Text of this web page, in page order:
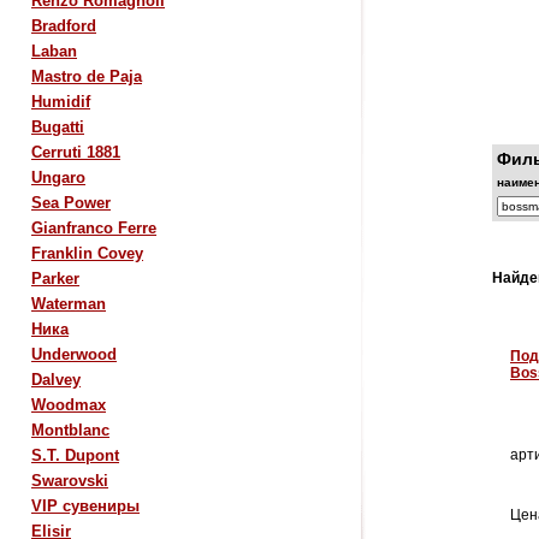
Bradford
Laban
Mastro de Paja
Humidif
Bugatti
Cerruti 1881
Ungaro
Sea Power
Gianfranco Ferre
Franklin Covey
Parker
Waterman
Ника
Underwood
Dalvey
Woodmax
Montblanc
S.T. Dupont
Swarovski
VIP сувениры
Elisir